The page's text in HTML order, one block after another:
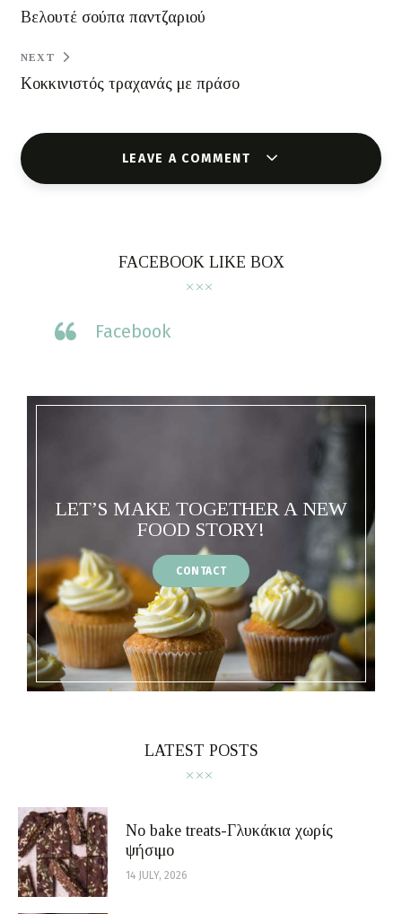
Βελουτέ σούπα παντζαριού
NEXT
Κοκκινιστός τραχανάς με πράσο
LEAVE A COMMENT
FACEBOOK LIKE BOX
Facebook
LET’S MAKE TOGETHER A NEW
FOOD STORY!
CONTACT
LATEST POSTS
No bake treats-Γλυκάκια χωρίς
ψήσιμο
14 JULY, 2026